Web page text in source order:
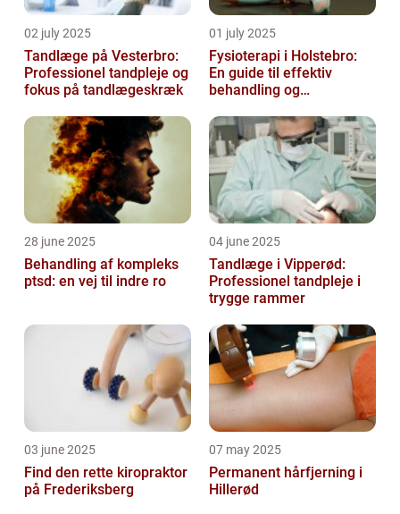
02 july 2025
Tandlæge på Vesterbro:
Professionel tandpleje og
fokus på tandlægeskræk
01 july 2025
Fysioterapi i Holstebro:
En guide til effektiv
behandling og
28 june 2025
Behandling af kompleks
ptsd: en vej til indre ro
04 june 2025
Tandlæge i Vipperød:
Professionel tandpleje i
trygge rammer
03 june 2025
Find den rette kiropraktor
på Frederiksberg
07 may 2025
Permanent hårfjerning i
Hillerød